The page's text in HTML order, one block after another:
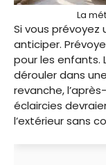
La
Si vous
anticiper.
pour les enfants.
dérouler dans
revanche,
éclaircies
l’extérieur sans